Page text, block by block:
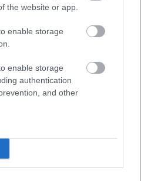
the website or app.
enable storage
enable storage
authentication
and other
feltétlenül a Kárpátok
jutnak eszünkbe,
Európában is sok ...